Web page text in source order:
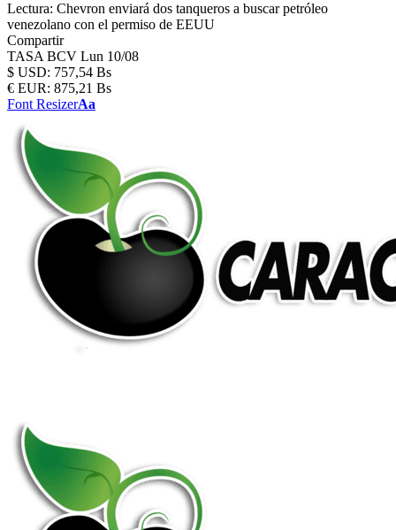
Lectura: Chevron enviará dos tanqueros a buscar petróleo
venezolano con el permiso de EEUU
Compartir
TASA BCV Lun 10/08
$ USD: 757,54 Bs
€ EUR: 875,21 Bs
Font ResizerAa